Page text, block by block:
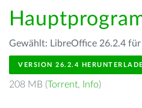
Gewählt: LibreOffice 26.2.4 für
VERSION 26.2.4
208 MB (Torrent, Info)